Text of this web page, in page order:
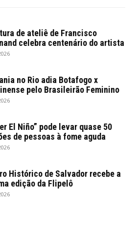
de ateliê de Francisco
celebra centenário do artista
no Rio adia Botafogo x
pelo Brasileirão Feminino
El Niño” pode levar quase 50
de pessoas à fome aguda
Histórico de Salvador recebe a
edição da Flipelô